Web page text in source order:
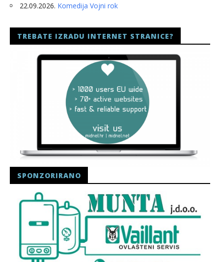
22.09.2026. Komedija Vojni rok
TREBATE IZRADU INTERNET STRANICE?
SPONZORIRANO